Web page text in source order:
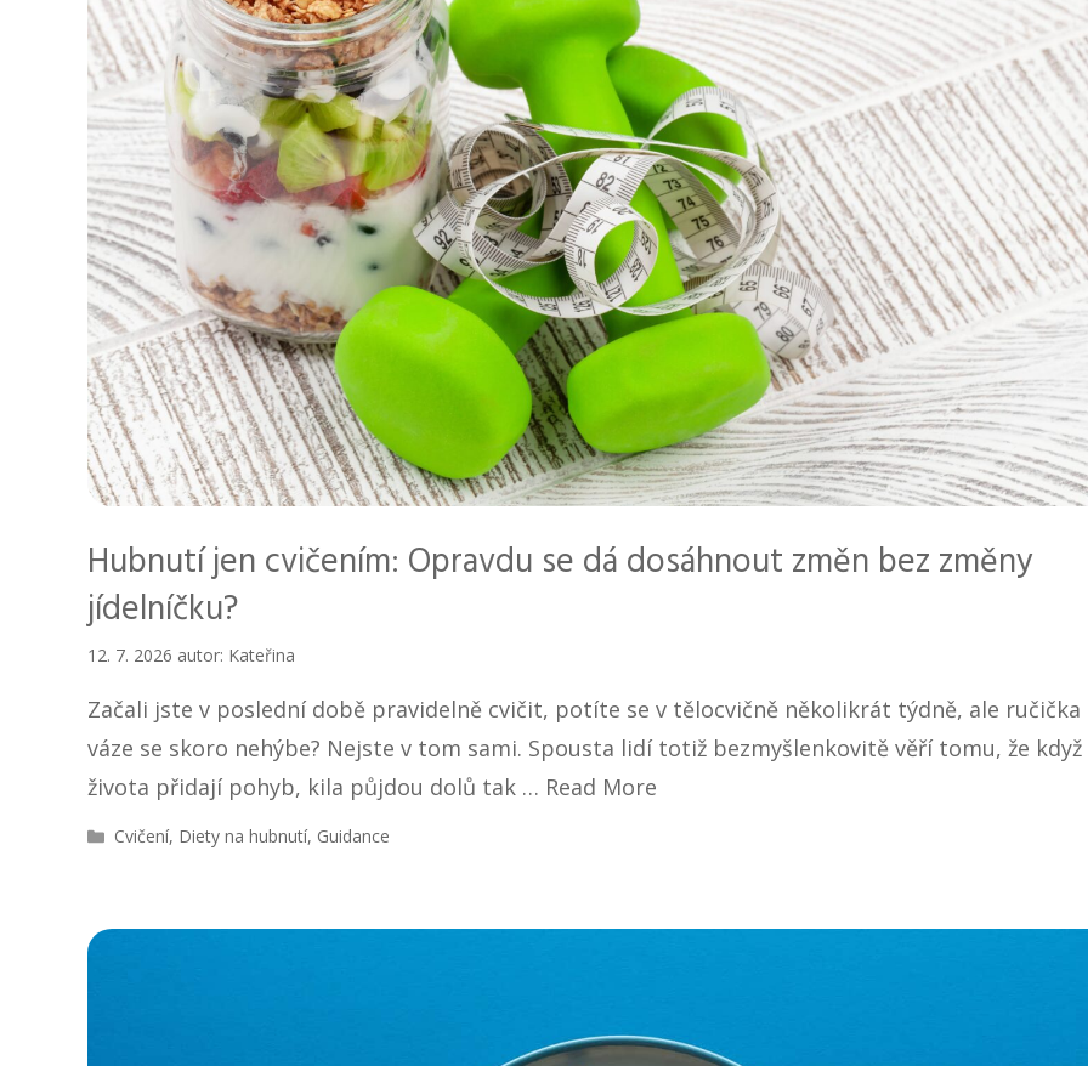
Hubnutí jen cvičením: Opravdu se dá dosáhnout změn bez změny
jídelníčku?
12. 7. 2026 autor: Kateřina
Začali jste v poslední době pravidelně cvičit, potíte se v tělocvičně několikrát týdně, ale ručička
váze se skoro nehýbe? Nejste v tom sami. Spousta lidí totiž bezmyšlenkovitě věří tomu, že když
života přidají pohyb, kila půjdou dolů tak … Read More
R
Cvičení, Diety na hubnutí, Guidance